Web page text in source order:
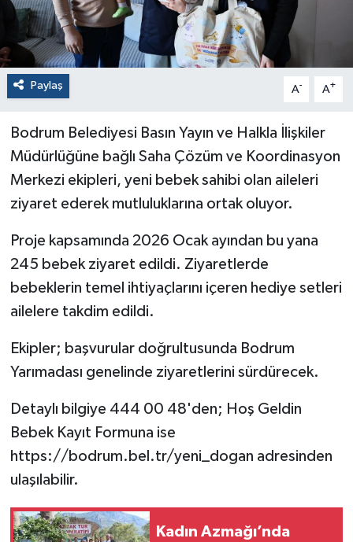
Paylaş A- A+
Bodrum Belediyesi Basın Yayın ve Halkla İlişkiler
Müdürlüğüne bağlı Saha Çözüm ve Koordinasyon
Merkezi ekipleri, yeni bebek sahibi olan aileleri
ziyaret ederek mutluluklarına ortak oluyor.
Proje kapsamında 2026 Ocak ayından bu yana
245 bebek ziyaret edildi. Ziyaretlerde
bebeklerin temel ihtiyaçlarını içeren hediye setleri
ailelere takdim edildi.
Ekipler; başvurular doğrultusunda Bodrum
Yarımadası genelinde ziyaretlerini sürdürecek.
Detaylı bilgiye 444 00 48'den; Hoş Geldin
Bebek Kayıt Formuna ise
https://bodrum.bel.tr/yeni_dogan adresinden
ulaşılabilir.
Kadın Azmağı’nda